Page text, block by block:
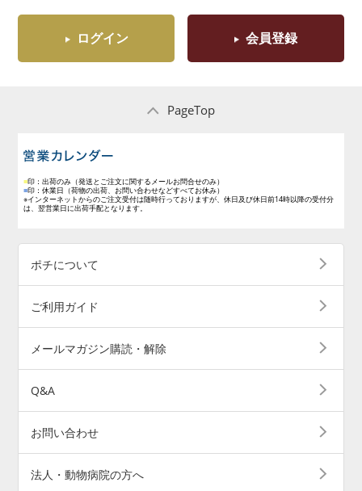
ログイン 会員登録
PageTop
■印：出荷のみ （発送とご注文に関するメールお問合せのみ）
■印：休業日 （荷物の出荷、お問い合わせなどすべてお休み）
※インターネットからのご注文受付は随時行っておりますが、休日及び休日前14時以降の受付分
は、翌営業日に出荷手配となります。
ポチについて
ご利用ガイド
メールマガジン購読・解除
Q&A
お問い合わせ
法人・動物病院の方へ